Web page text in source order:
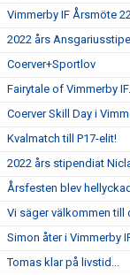
Vimmerby IF Årsmöte
2022 års
Coerver+Sportlov
Fairytale of Vimmerby
Coerver Skill Day i
Kvalmatch till P17-elit!
2022 års stipendiat
Årsfesten blev hellyckad
Vi säger välkommen till
Simon åter i Vimmerby
Tomas klar på livstid...